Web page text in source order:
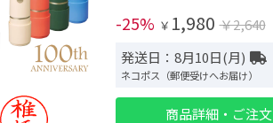
-25% ￥ 1,980 ￥2,640
発送日：8月10日(月)
ネコポス（郵便受けへお届け）
商品詳細・ご注文